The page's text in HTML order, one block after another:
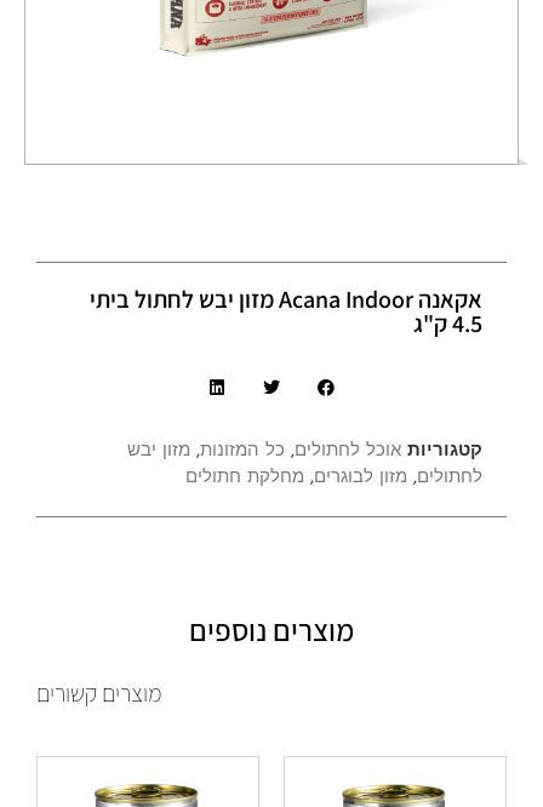
אקאנה Acana Indoor מזון יבש לחתול ביתי
4.5 ק"ג
קטגוריות אוכל לחתולים, כל המזונות, מזון יבש
לחתולים, מזון לבוגרים, מחלקת חתולים
מוצרים נוספים
מוצרים קשורים